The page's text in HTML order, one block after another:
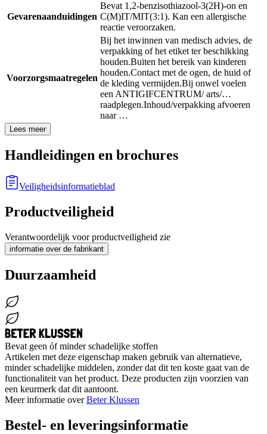
Gevarenaanduidingen
Bevat 1,2-benzisothiazool-3(2H)-on en
C(M)IT/MIT(3:1). Kan een allergische
reactie veroorzaken.
Voorzorgsmaatregelen
Bij het inwinnen van medisch advies, de
verpakking of het etiket ter beschikking
houden.Buiten het bereik van kinderen
houden.Contact met de ogen, de huid of
de kleding vermijden.Bij onwel voelen
een ANTIGIFCENTRUM/ arts/…
raadplegen.Inhoud/verpakking afvoeren
naar …
Lees meer
Handleidingen en brochures
Veiligheidsinformatieblad
Productveiligheid
Verantwoordelijk voor productveiligheid zie
informatie over de fabrikant
Duurzaamheid
Bevat geen óf minder schadelijke stoffen
Artikelen met deze eigenschap maken gebruik van alternatieve,
minder schadelijke middelen, zonder dat dit ten koste gaat van de
functionaliteit van het product. Deze producten zijn voorzien van
een keurmerk dat dit aantoont.
Meer informatie overBeter Klussen
Bestel- en leveringsinformatie